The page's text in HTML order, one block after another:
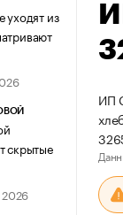
уходят из
скрытые
2026
ИП